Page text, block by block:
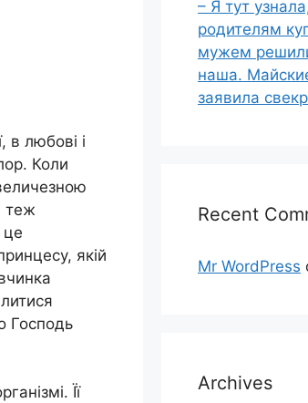
в любові і
Коли
теж
це
якій
Господь
Її
– Я тут
родителям
мужем
наша.
заявила
Recent
Mr WordPress
Archives